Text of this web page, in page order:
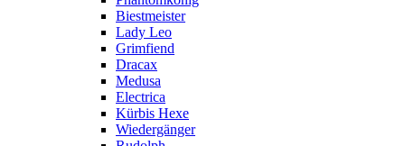
Biestmeister
Lady Leo
Grimfiend
Dracax
Medusa
Electrica
Kürbis Hexe
Wiedergänger